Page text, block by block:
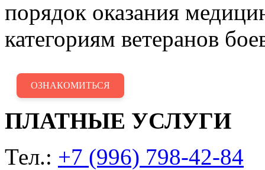
порядок оказания
категориям ветеранов
ОЗНАКОМИТЬСЯ
ПЛАТНЫЕ УСЛУГИ
Тел.: +7 (996) 798-42-84